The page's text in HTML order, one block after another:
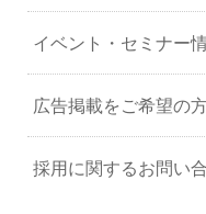
イベント・セミナー
広告掲載をご希望の
採用に関するお問い